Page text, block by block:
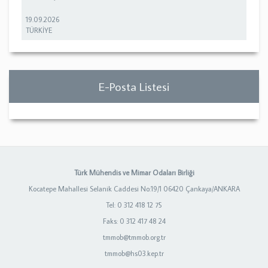
19.09.2026
TÜRKİYE
E-Posta Listesi
Türk Mühendis ve Mimar Odaları Birliği
Kocatepe Mahallesi Selanik Caddesi No:19/1 06420 Çankaya/ANKARA
Tel: 0 312 418 12 75
Faks: 0 312 417 48 24
tmmob@tmmob.org.tr
tmmob@hs03.kep.tr